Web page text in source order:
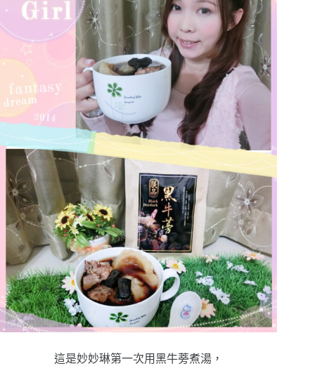
這是妙妙琳第一次用黑牛蒡煮湯，